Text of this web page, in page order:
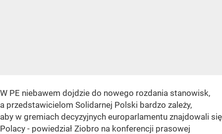
W PE niebawem dojdzie do nowego rozdania stanowisk,
a przedstawicielom Solidarnej Polski bardzo zależy,
aby w gremiach decyzyjnych europarlamentu znajdowali się
Polacy - powiedział Ziobro na konferencji prasowej